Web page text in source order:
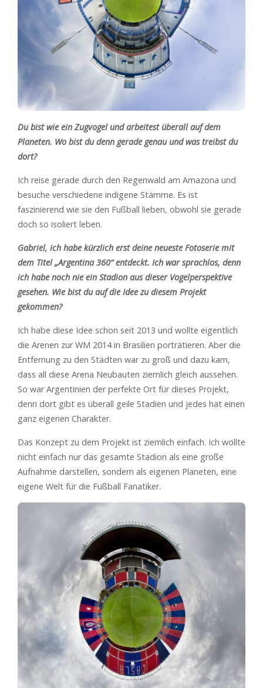
Du bist wie ein Zugvogel und arbeitest überall auf dem
Planeten. Wo bist du denn gerade genau und was treibst du
dort?
Ich reise gerade durch den Regenwald am Amazona und
besuche verschiedene indigene Stämme. Es ist
faszinierend wie sie den Fußball lieben, obwohl sie gerade
doch so isoliert leben.
Gabriel, ich habe kürzlich erst deine neueste Fotoserie mit
dem Titel „Argentina 360“ entdeckt. Ich war sprachlos, denn
ich habe noch nie ein Stadion aus dieser Vogelperspektive
gesehen. Wie bist du auf die Idee zu diesem Projekt
gekommen?
Ich habe diese Idee schon seit 2013 und wollte eigentlich
die Arenen zur WM 2014 in Brasilien porträtieren. Aber die
Entfernung zu den Städten war zu groß und dazu kam,
dass all diese Arena Neubauten ziemlich gleich aussehen.
So war Argentinien der perfekte Ort für dieses Projekt,
denn dort gibt es überall geile Stadien und jedes hat einen
ganz eigenen Charakter.
Das Konzept zu dem Projekt ist ziemlich einfach. Ich wollte
nicht einfach nur das gesamte Stadion als eine große
Aufnahme darstellen, sondern als eigenen Planeten, eine
eigene Welt für die Fußball Fanatiker.